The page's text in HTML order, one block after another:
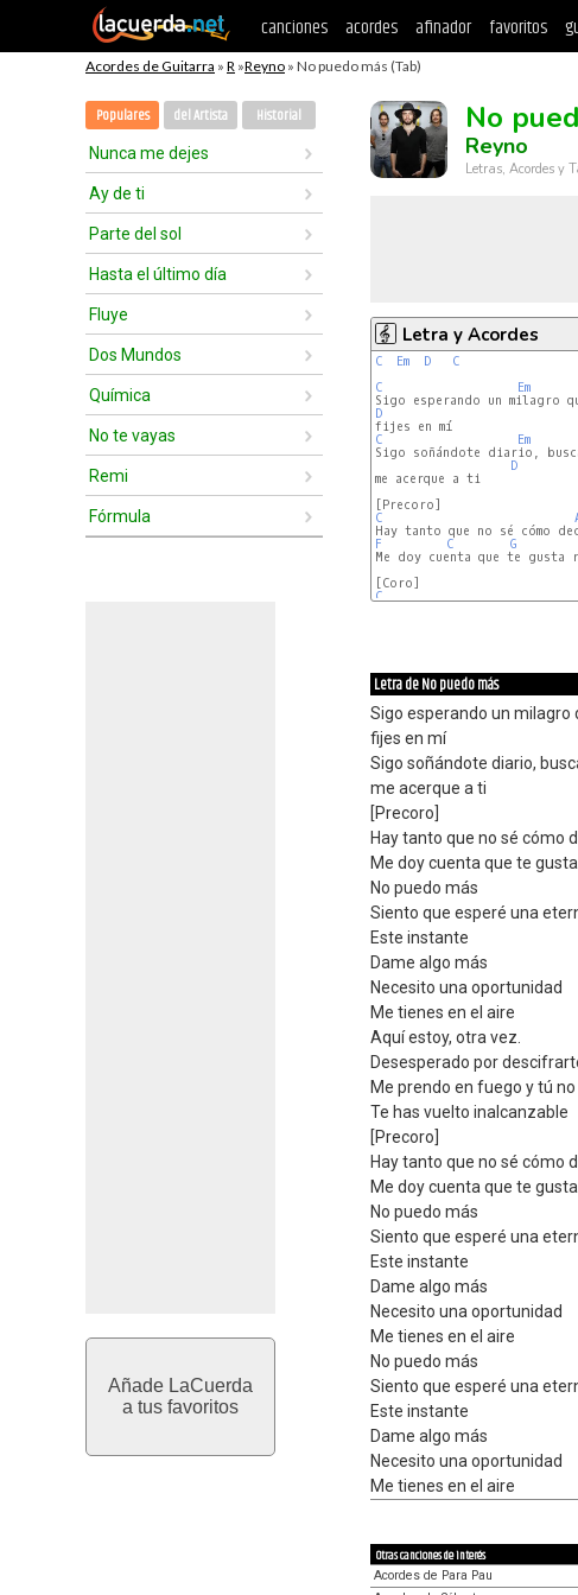
canciones acordes afinador favoritos
Acordes de Guitarra » R »Reyno » No puedo más (Tab)
Populares del Artista Historial
Nunca me dejes
Ay de ti
Parte del sol
Hasta el último día
Fluye
Dos Mundos
Química
No te vayas
Remi
Fórmula
Añade LaCuerda
a tus favoritos
No
Reyno
Letras, Acordes y
Letra y Acordes
C Em D
C
C
Em
D
C
Em
Sigo soñándote diario,
D
me acerque a ti
C
F
C G
Me doy cuenta que te gusta
C
Letra de No puedo más
Sigo esperando un milagro
fijes en mí
Sigo soñándote diario,
me acerque a ti
[Precoro]
Hay tanto que no sé cómo
Me doy cuenta que te
No puedo más
Siento que esperé una
Este instante
Dame algo más
Necesito una oportunidad
Me tienes en el aire
Aquí estoy, otra vez.
Desesperado por
Me prendo en fuego y tú
Te has vuelto inalcanzable
[Precoro]
Hay tanto que no sé cómo
Me doy cuenta que te
No puedo más
Siento que esperé una
Este instante
Dame algo más
Necesito una oportunidad
Me tienes en el aire
No puedo más
Siento que esperé una
Este instante
Dame algo más
Necesito una oportunidad
Me tienes en el aire
Otras canciones de interés
Acordes de Para Pau